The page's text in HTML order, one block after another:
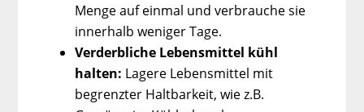
Menge auf einmal und verbrauche sie
innerhalb weniger Tage.
Verderbliche Lebensmittel kühl
halten: Lagere Lebensmittel mit
begrenzter Haltbarkeit, wie z.B.